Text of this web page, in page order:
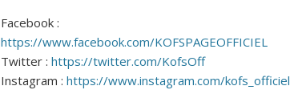
Facebook :
https://www.facebook.com/KOFSPAGEOFFICIEL
Twitter :https://twitter.com/KofsOff
Instagram :https://www.instagram.com/kofs_officiel